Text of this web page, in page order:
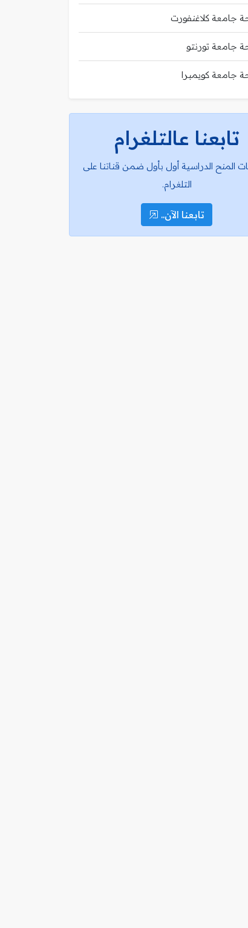
جامعة كلاغنفورت
جامعة تورنتو
جامعة كويمبرا
تابعنا عالتلغرام
المنح الدراسية أول بأول ضمن قناتنا على
التلغرام.
تابعنا الآن..